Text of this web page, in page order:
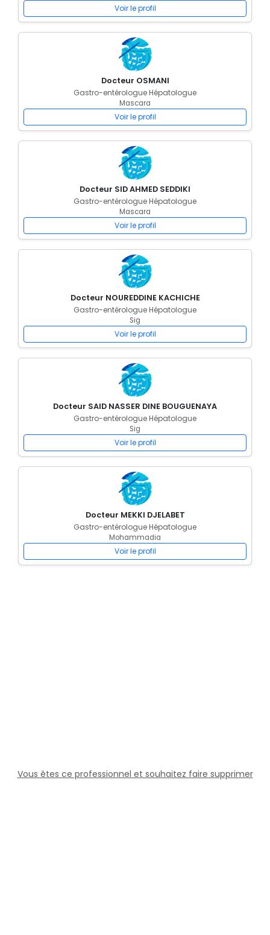
Voir le profil
Docteur OSMANI
Gastro-entérologue Hépatologue
Mascara
Voir le profil
Docteur SID AHMED SEDDIKI
Gastro-entérologue Hépatologue
Mascara
Voir le profil
Docteur NOUREDDINE KACHICHE
Gastro-entérologue Hépatologue
Sig
Voir le profil
Docteur SAID NASSER DINE BOUGUENAYA
Gastro-entérologue Hépatologue
Sig
Voir le profil
Docteur MEKKI DJELABET
Gastro-entérologue Hépatologue
Mohammadia
Voir le profil
Vous êtes ce professionnel et souhaitez faire supprimer